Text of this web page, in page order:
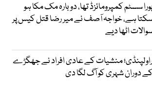
سسٹم کمپرومائزڈ تھا، دوبارہ مک مکا ہو
ہے، خواجہ آصف نے میر رضا قتل کیس پر
اٹھا دیے
منشیات کے عادی افراد نے جھگڑے
کے دوران شہری کو آگ لگا دی